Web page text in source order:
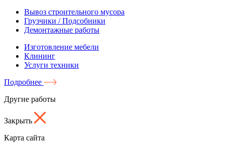
Вывоз строительного мусора
Грузчики / Подсобники
Демонтажные работы
Изготовление мебели
Клининг
Услуги техники
Подробнее
Другие работы
Закрыть
Карта сайта